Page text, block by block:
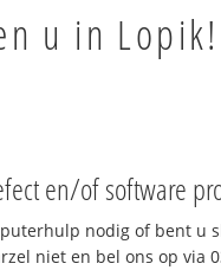
u in Lopik!
en/of software
nodig of bent u
niet en bel ons op via